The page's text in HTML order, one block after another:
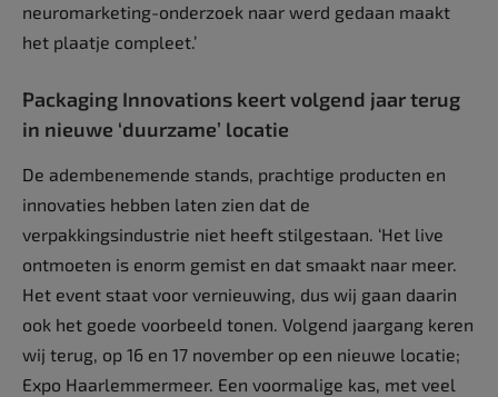
neuromarketing-onderzoek naar werd gedaan maakt
het plaatje compleet.’
Packaging Innovations keert volgend jaar terug
in nieuwe ‘duurzame’ locatie
De adembenemende stands, prachtige producten en
innovaties hebben laten zien dat de
verpakkingsindustrie niet heeft stilgestaan. ‘Het live
ontmoeten is enorm gemist en dat smaakt naar meer.
Het event staat voor vernieuwing, dus wij gaan daarin
ook het goede voorbeeld tonen. Volgend jaargang keren
wij terug, op 16 en 17 november op een nieuwe locatie;
Expo Haarlemmermeer. Een voormalige kas, met veel